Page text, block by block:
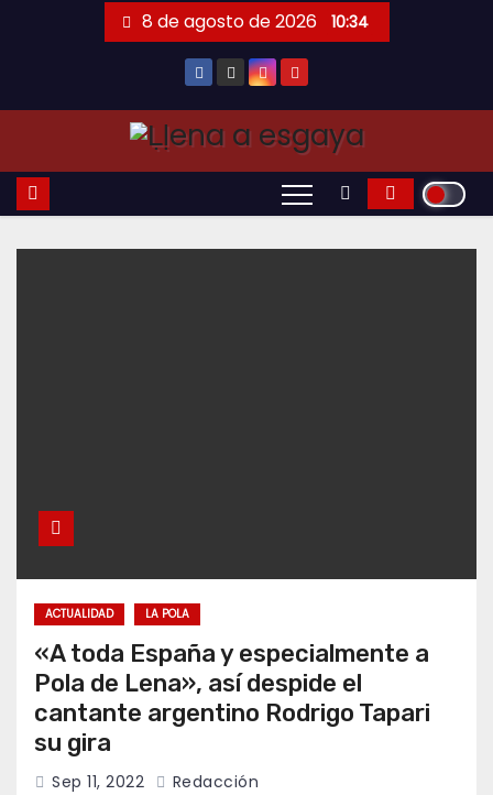
8 de agosto de 2026 10:34
ACTUALIDAD LA POLA
«A toda España y especialmente a
Pola de Lena», así despide el
cantante argentino Rodrigo Tapari
su gira
Sep 11, 2022 Redacción